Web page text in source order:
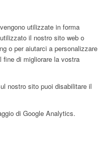
utilizzate in forma
il nostro sito web o
o per aiutarci a personalizzare
di migliorare la vostra
nostro sito puoi disabilitare il
di Google Analytics.